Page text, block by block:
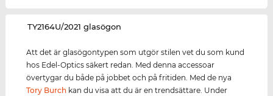
‌TY2164U/2021 glasögon
Att det är glasögontypen som utgör stilen vet du som kund
hos Edel-Optics säkert redan. Med denna accessoar
övertygar du både på jobbet och på fritiden. Med de nya
Tory Burch kan du visa att du är en trendsättare. Under